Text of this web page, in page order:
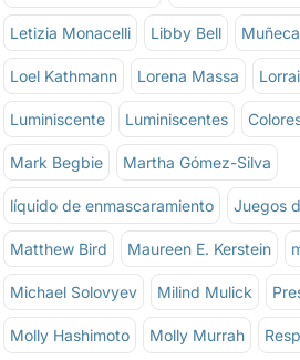
Letizia Monacelli Libby Bell
Loel Kathmann Lorena Massa
Luminiscente Luminiscentes
Mark Begbie Martha Gómez-Silva
líquido de enmascaramiento Juegos
Matthew Bird Maureen E. Kerstein
Michael Solovyev Milind Mulick
Molly Hashimoto Molly Murrah